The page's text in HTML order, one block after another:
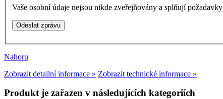
Vaše osobní údaje nejsou nikde zveřejňovány a splňují požadavky
Nahoru
Zobrazit detailní informace » Zobrazit technické informace »
Produkt je zařazen v následujících kategoriích